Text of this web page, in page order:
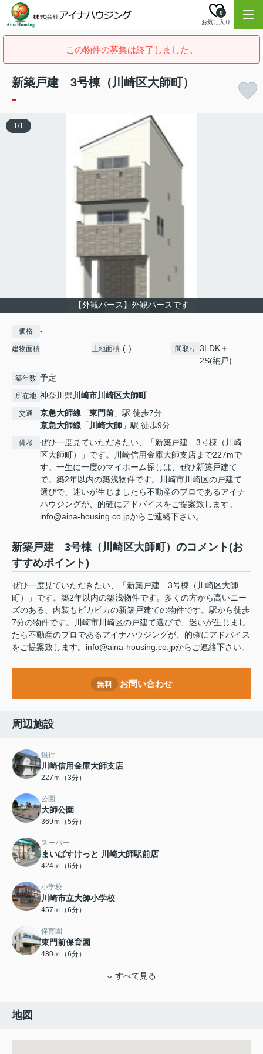
お気に入り
0
この物件の募集は終了しました。
新築戸建 3号棟（川崎区大師町）
-
【外観パース】外観パースです
1/1
価格 -
建物面積- 土地面積-(-) 間取り
3LDK＋
2S(納戸)
築年数 予定
所在地 神奈川県川崎市川崎区大師町
交通 京急大師線 「東門前 」駅 徒歩7分
京急大師線 「 川崎大師 」駅 徒歩9分
備考
ぜひ一度見ていただきたい、「新築戸建 3号棟（川崎
区大師町）」です。川崎信用金庫大師支店まで227mで
す。一生に一度のマイホーム探しは、ぜひ新築戸建て
で。築2年以内の築浅物件です。川崎市川崎区の戸建て
選びで、迷いが生じましたら不動産のプロであるアイナ
ハウジングが、的確にアドバイスをご提案致します。
info@aina-housing.co.jpからご連絡下さい。
新築戸建 3号棟（川崎区大師町）のコメント(お
すすめポイント)
ぜひ一度見ていただきたい、「新築戸建 3号棟（川崎区大師
町）」です。築2年以内の築浅物件です。多くの方から高いニー
ズのある、内装もピカピカの新築戸建ての物件です。駅から徒歩
7分の物件です。川崎市川崎区の戸建て選びで、迷いが生じまし
たら不動産のプロであるアイナハウジングが、的確にアドバイス
をご提案致します。info@aina-housing.co.jpからご連絡下さい。
無料 お問い合わせ
周辺施設
銀行
川崎信用金庫大師支店
227ｍ（3分）
公園
大師公園
369ｍ（5分）
スーパー
まいばすけっと 川崎大師駅前店
424ｍ（6分）
小学校
川崎市立大師小学校
457ｍ（6分）
保育園
東門前保育園
480ｍ（6分）
すべて見る
地図